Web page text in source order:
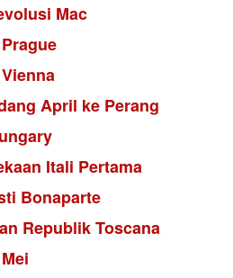
Mac
April ke Perang
Itali Pertama
Bonaparte
Republik Toscana